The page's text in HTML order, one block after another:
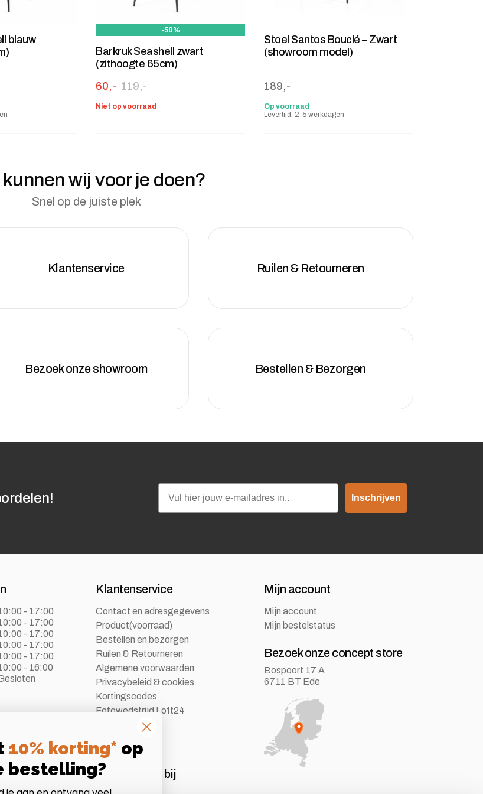
blauw
-50%
Barkruk Seashell zwart
(zithoogte 65cm)
119,-
Oorspronkelijke prijs was: 119,-.
60,-
Huidige prijs is: 60,-.
Niet op voorraad
Stoel Santos Bouclé – Zwart
(showroom model)
189,-
Op voorraad
Levertijd: 2-5 werkdagen
wij voor je doen?
Snel op de juiste plek
Klantenservice Ruilen & Retourneren
Bezoek onze showroom Bestellen & Bezorgen
Email
Inschrijven
- 17:00
- 17:00
- 17:00
- 17:00
- 17:00
- 16:00
Klantenservice
Contact en adresgegevens
Product(voorraad)
Bestellen en bezorgen
Ruilen & Retourneren
Algemene voorwaarden
Privacybeleid & cookies
Kortingscodes
Fotowedstrijd Loft24
Mijn account
Mijn account
Mijn bestelstatus
Bezoek onze concept store
Bospoort 17 A
6711 BT Ede
Aangesloten bij
10% korting* op
bestelling?